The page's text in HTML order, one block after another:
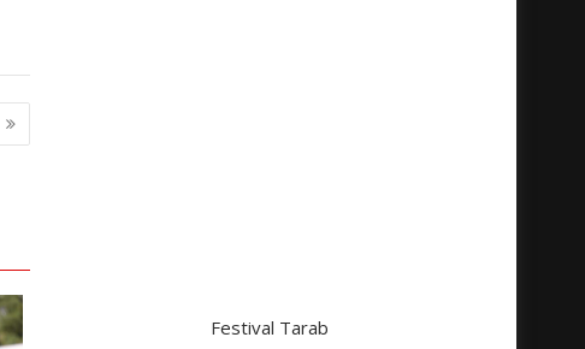
Festival Tarab